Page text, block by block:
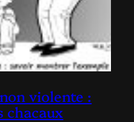
violente :
chacaux